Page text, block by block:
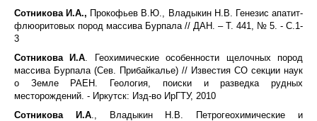
Сотникова И.А., Прокофьев В.Ю., Владыкин Н.В. Генезис апатит-
флюоритовых пород массива Бурпала // ДАН. – Т. 441, № 5. - С.1-
3
Сотникова И.А. Геохимические особенности щелочных пород
массива Бурпала (Сев. Прибайкалье) // Известия СО секции наук
о Земле РАЕН. Геология, поиски и разведка рудных
месторождений. - Иркутск: Изд-во ИрГТУ, 2010
Сотникова И.А., Владыкин Н.В. Петрогеохимические и